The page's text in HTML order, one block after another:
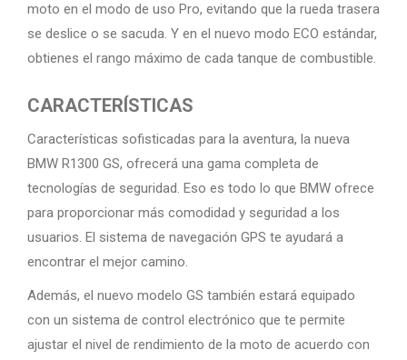
moto en el modo de uso Pro, evitando que la rueda trasera
se deslice o se sacuda. Y en el nuevo modo ECO estándar,
obtienes el rango máximo de cada tanque de combustible.
CARACTERÍSTICAS
Características sofisticadas para la aventura, la nueva
BMW R1300 GS, ofrecerá una gama completa de
tecnologías de seguridad. Eso es todo lo que BMW ofrece
para proporcionar más comodidad y seguridad a los
usuarios. El sistema de navegación GPS te ayudará a
encontrar el mejor camino.
Además, el nuevo modelo GS también estará equipado
con un sistema de control electrónico que te permite
ajustar el nivel de rendimiento de la moto de acuerdo con